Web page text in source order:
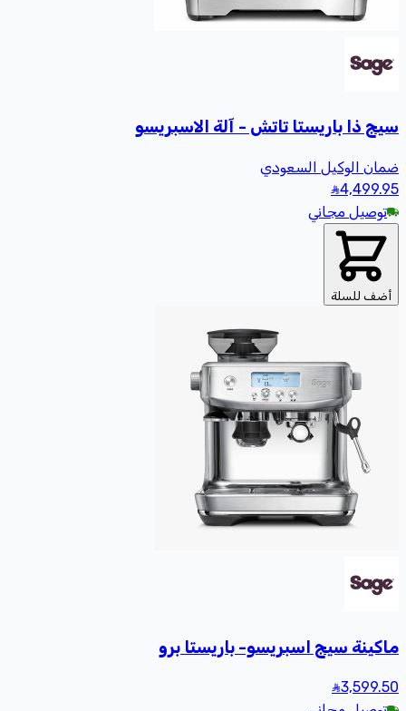
سيج ذا باريستا تاتش - آلة الاسبريسو
ضمان الوكيل السعودي
4,499.95
توصيل مجاني
أضف للسلة
ماكينة سيج اسبريسو- باريستا برو
3,599.50